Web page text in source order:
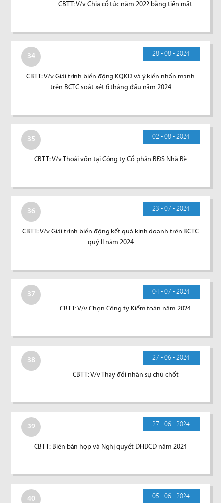
CBTT: V/v Chia cổ tức năm 2022 bằng tiền mặt
34 28 - 08 - 2024
CBTT: V/v Giải trình biến động KQKD và ý kiến nhấn mạnh
trên BCTC soát xét 6 tháng đầu năm 2024
35 02 - 08 - 2024
CBTT: V/v Thoái vốn tại Công ty Cổ phần BĐS Nhà Bè
36 23 - 07 - 2024
CBTT: V/v Giải trình biến động kết quả kinh doanh trên BCTC
quý II năm 2024
37 04 - 07 - 2024
CBTT: V/v Chọn Công ty Kiểm toán năm 2024
38 27 - 06 - 2024
CBTT: V/v Thay đổi nhân sự chủ chốt
39 27 - 06 - 2024
CBTT: Biên bản họp và Nghị quyết ĐHĐCĐ năm 2024
40 05 - 06 - 2024